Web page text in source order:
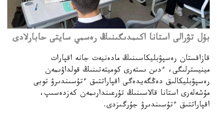
بۇل تۋرالى استانا اكىمدىگىنىڭ رەسمي سايتى حابارلادى
قازاقستان رەسپۋبليكاسىنىڭ مادەنيەت جانە اقپارات
مينيسترلىگى، ءدىن ىستەرى كوميتەتىنىڭ قولداۋىمەن
رەسپۋبليكالىق دەڭگەيدەگى اقپاراتتىق ءتۇسىندىرۋ توبى
مۇشەلەرى استانا قالاسىنىڭ تۇرعىندارىمەن كەزدەسىپ،
اقپاراتتىق ءتۇسىندىرۋ جۇرگىزدى.